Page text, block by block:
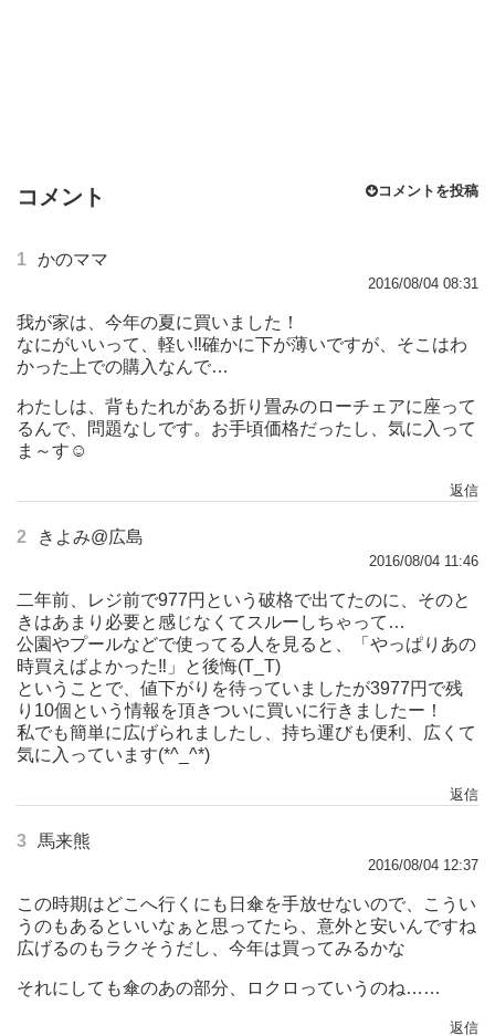
コメント コメントを投稿
1 かのママ
2016/08/04 08:31
我が家は、今年の夏に買いました！
なにがいいって、軽い‼確かに下が薄いですが、そこはわ
かった上での購入なんで…
わたしは、背もたれがある折り畳みのローチェアに座って
るんで、問題なしです。お手頃価格だったし、気に入って
ま～す☺
返信
2 きよみ@広島
2016/08/04 11:46
二年前、レジ前で977円という破格で出てたのに、そのと
きはあまり必要と感じなくてスルーしちゃって…
公園やプールなどで使ってる人を見ると、「やっぱりあの
時買えばよかった‼」と後悔(T_T)
ということで、値下がりを待っていましたが3977円で残
り10個という情報を頂きついに買いに行きましたー！
私でも簡単に広げられましたし、持ち運びも便利、広くて
気に入っています(*^_^*)
返信
3 馬来熊
2016/08/04 12:37
この時期はどこへ行くにも日傘を手放せないので、こうい
うのもあるといいなぁと思ってたら、意外と安いんですね
広げるのもラクそうだし、今年は買ってみるかな
それにしても傘のあの部分、ロクロっていうのね……
返信